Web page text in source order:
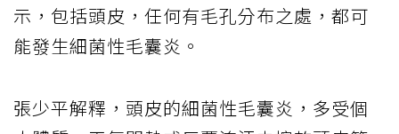
示，包括頭皮，任何有毛孔分布之處，都可
能發生細菌性毛囊炎。
張少平解釋，頭皮的細菌性毛囊炎，多受個